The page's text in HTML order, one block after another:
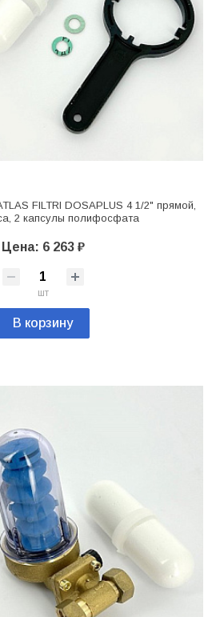
FILTRI DOSAPLUS 4 1/2" прямой,
2 капсулы полифосфата
Цена: 6 263 ₽
шт
В корзину